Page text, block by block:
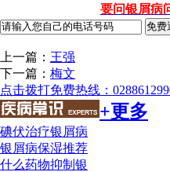
要问银屑病
上一篇： 王强
下一篇： 梅文
点击拨打免费热线：
+更多
碘伏治疗银屑病
银屑病保湿推荐
什么药物抑制银